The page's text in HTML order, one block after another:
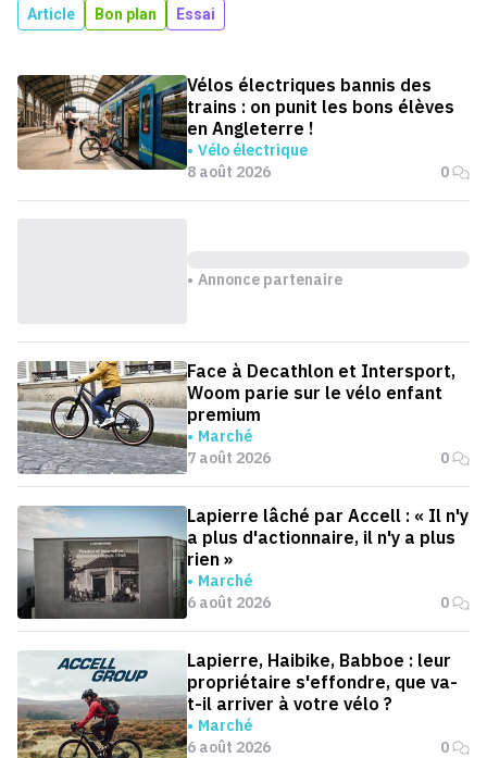
Article Bon plan Essai
Vélos électriques bannis des
trains : on punit les bons élèves
en Angleterre !
Vélo électrique
8 août 2026
0
Annonce partenaire
Face à Decathlon et Intersport,
Woom parie sur le vélo enfant
premium
Marché
7 août 2026
0
Lapierre lâché par Accell : « Il n'y
a plus d'actionnaire, il n'y a plus
rien »
Marché
6 août 2026
0
Lapierre, Haibike, Babboe : leur
propriétaire s'effondre, que va-
t-il arriver à votre vélo ?
Marché
6 août 2026
0